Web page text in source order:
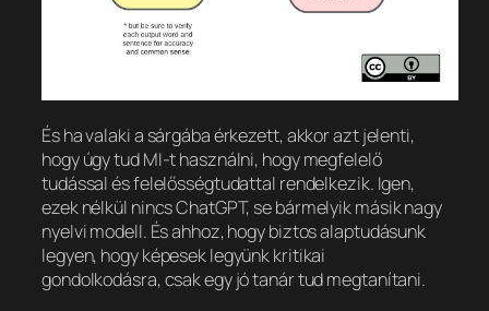
És ha valaki a sárgába érkezett, akkor azt jelenti,
hogy úgy tud MI-t használni, hogy megfelelő
tudással és felelősségtudattal rendelkezik. Igen,
ezek nélkül nincs ChatGPT, se bármelyik másik nagy
nyelvi modell. És ahhoz, hogy biztos alaptudásunk
legyen, hogy képesek legyünk kritikai
gondolkodásra, csak egy jó tanár tud megtanítani.